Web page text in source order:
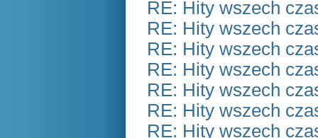
RE: Hity wszech
RE: Hity wszech
RE: Hity wszech
RE: Hity wszech
RE: Hity wszech
RE: Hity wszech
RE: Hity wszech